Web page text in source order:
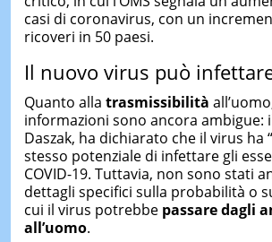
casi di coronavirus, con un
ricoveri in 50 paesi.
Il nuovo virus può
Quanto alla trasmissibilità
informazioni sono ancora ambigue:
Daszak, ha dichiarato che il virus ha
stesso potenziale di infettare gli
COVID-19. Tuttavia, non sono stati
dettagli specifici sulla probabilità o
cui il virus potrebbe passare dagli
all’uomo.